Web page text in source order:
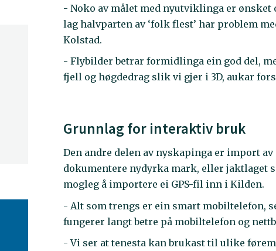
- Noko av målet med nyutviklinga er ønsket
lag halvparten av ‘folk flest’ har problem
Kolstad.
- Flybilder betrar formidlinga ein god del,
fjell og høgdedrag slik vi gjer i 3D, aukar
Grunnlag for interaktiv bruk
Den andre delen av nyskapinga er import av
dokumentere nydyrka mark, eller jaktlaget
mogleg å importere ei GPS-fil inn i Kilden.
- Alt som trengs er ein smart mobiltelefon,
fungerer langt betre på mobiltelefon og
- Vi ser at tenesta kan brukast til ulike